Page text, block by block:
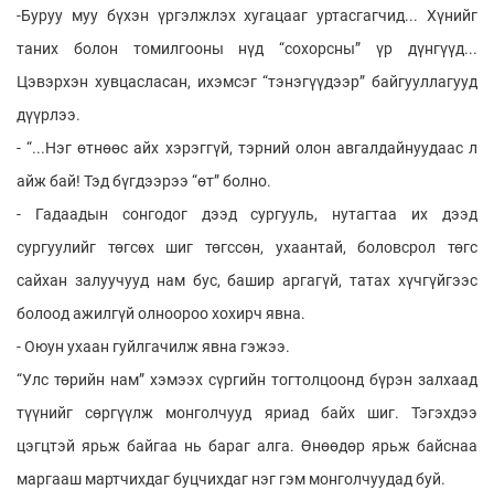
-Буруу муу бүхэн үргэлжлэх хугацааг уртасгагчид... Хүнийг
таних болон томилгооны нүд “сохорсны” үр дүнгүүд...
Цэвэрхэн хувцасласан, ихэмсэг “тэнэгүүдээр” байгууллагууд
дүүрлээ.
- “...Нэг өтнөөс айх хэрэггүй, тэрний олон авгалдайнуудаас л
айж бай! Тэд бүгдээрээ “өт” болно.
- Гадаадын сонгодог дээд сургууль, нутагтаа их дээд
сургуулийг төгсөх шиг төгссөн, ухаантай, боловсрол төгс
сайхан залуучууд нам бус, башир аргагүй, татах хүчгүйгээс
болоод ажилгүй олноороо хохирч явна.
- Оюун ухаан гуйлгачилж явна гэжээ.
“Улс төрийн нам” хэмээх сүргийн тогтолцоонд бүрэн залхаад
түүнийг сөргүүлж монголчууд яриад байх шиг. Тэгэхдээ
цэгцтэй ярьж байгаа нь бараг алга. Өнөөдөр ярьж байснаа
маргааш мартчихдаг буцчихдаг нэг гэм монголчуудад буй.